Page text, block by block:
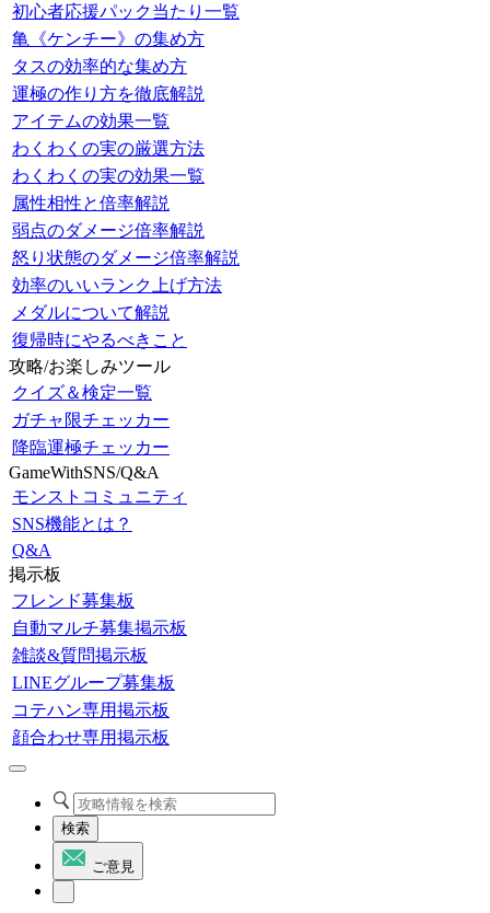
初心者応援パック当たり一覧
亀《ケンチー》の集め方
タスの効率的な集め方
運極の作り方を徹底解説
アイテムの効果一覧
わくわくの実の厳選方法
わくわくの実の効果一覧
属性相性と倍率解説
弱点のダメージ倍率解説
怒り状態のダメージ倍率解説
効率のいいランク上げ方法
メダルについて解説
復帰時にやるべきこと
攻略/お楽しみツール
クイズ＆検定一覧
ガチャ限チェッカー
降臨運極チェッカー
GameWithSNS/Q&A
モンストコミュニティ
SNS機能とは？
Q&A
掲示板
フレンド募集板
自動マルチ募集掲示板
雑談&質問掲示板
LINEグループ募集板
コテハン専用掲示板
顔合わせ専用掲示板
検索
ご意見